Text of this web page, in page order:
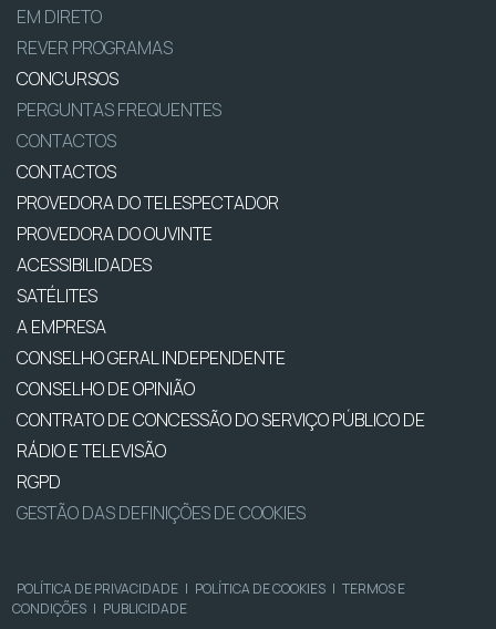
EM DIRETO
REVER PROGRAMAS
CONCURSOS
PERGUNTAS FREQUENTES
CONTACTOS
CONTACTOS
PROVEDORA DO TELESPECTADOR
PROVEDORA DO OUVINTE
ACESSIBILIDADES
SATÉLITES
A EMPRESA
CONSELHO GERAL INDEPENDENTE
CONSELHO DE OPINIÃO
CONTRATO DE CONCESSÃO DO SERVIÇO PÚBLICO DE
RÁDIO E TELEVISÃO
RGPD
GESTÃO DAS DEFINIÇÕES DE COOKIES
POLÍTICA DE PRIVACIDADE | POLÍTICA DE COOKIES | TERMOS E
CONDIÇÕES | PUBLICIDADE